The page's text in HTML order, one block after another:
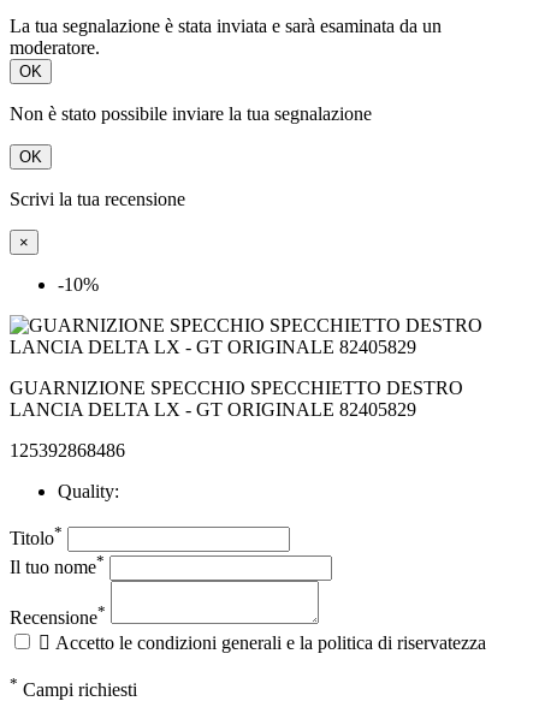
La tua segnalazione è stata inviata e sarà esaminata da un
moderatore.
OK
Non è stato possibile inviare la tua segnalazione
OK
Scrivi la tua recensione
×
-10%
GUARNIZIONE SPECCHIO SPECCHIETTO DESTRO
LANCIA DELTA LX - GT ORIGINALE 82405829
125392868486
Quality:
Titolo*
Il tuo nome*
Recensione*
 Accetto le condizioni generali e la politica di riservatezza
* Campi richiesti